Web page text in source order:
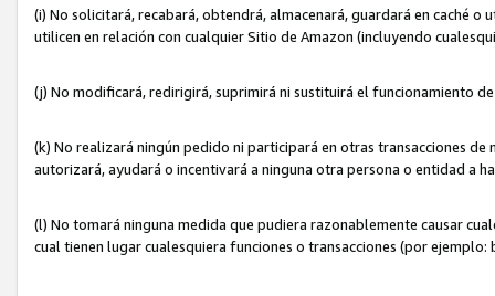
(i) No solicitará, recabará, obtendrá, almacenará, guardará en caché
utilicen en relación con cualquier Sitio de Amazon (incluyendo
(j) No modificará, redirigirá, suprimirá ni sustituirá el funcionamiento
(k) No realizará ningún pedido ni participará en otras transacciones
autorizará, ayudará o incentivará a ninguna otra persona o entidad a
(l) No tomará ninguna medida que pudiera razonablemente causar
cual tienen lugar cualesquiera funciones o transacciones (por